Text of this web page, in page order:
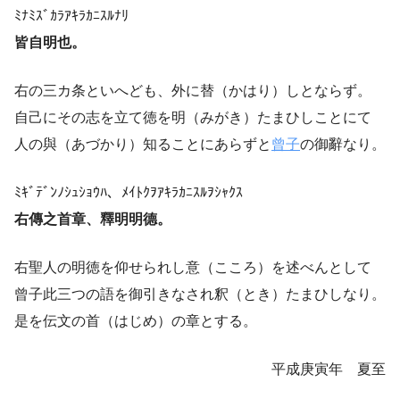
ﾐﾅﾐｽﾞｶﾗｱｷﾗｶﾆｽﾙﾅﾘ
皆自明也。
右の三カ条といへども、外に替（かはり）しとならず。
自己にその志を立て徳を明（みがき）たまひしことにて
人の與（あづかり）知ることにあらずと 曾子の御辭なり。
ﾐｷﾞﾃﾞﾝﾉｼｭｼｮｳﾊ、ﾒｲﾄｸｦｱｷﾗｶﾆｽﾙｦｼｬｸｽ
右傳之首章、釋明明德。
右聖人の明徳を仰せられし意（こころ）を述べんとして
曾子此三つの語を御引きなされ釈（とき）たまひしなり。
是を伝文の首（はじめ）の章とする。
平成庚寅年 夏至